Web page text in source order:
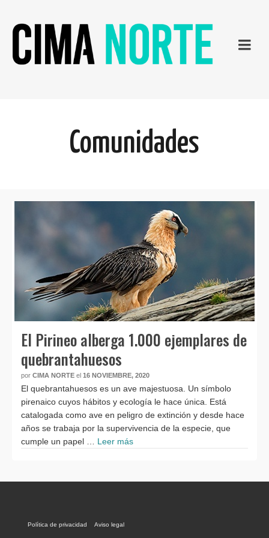
Comunidades
El Pirineo alberga 1.000 ejemplares de
quebrantahuesos
por CIMA NORTE el 16 NOVIEMBRE, 2020
El quebrantahuesos es un ave majestuosa. Un símbolo
pirenaico cuyos hábitos y ecología le hace única. Está
catalogada como ave en peligro de extinción y desde hace
años se trabaja por la supervivencia de la especie, que
cumple un papel … Leer más
Política de privacidad Aviso legal